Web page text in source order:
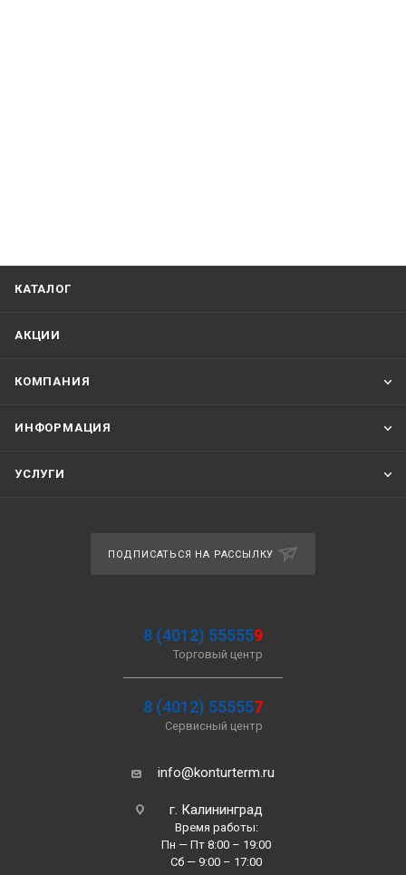
КАТАЛОГ
АКЦИИ
КОМПАНИЯ
ИНФОРМАЦИЯ
УСЛУГИ
ПОДПИСАТЬСЯ НА РАССЫЛКУ
8 (4012) 555559
Торговый центр
8 (4012) 555557
Сервисный центр
info@konturterm.ru
г. Калининград
Время работы:
Пн — Пт 8:00 – 19:00
Сб — 9:00 – 17:00